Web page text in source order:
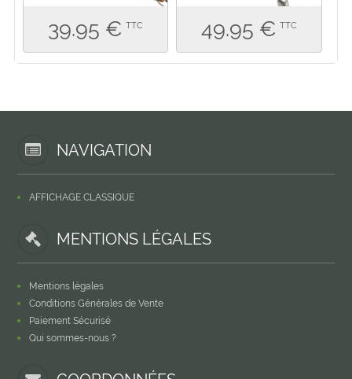
39.95 € TTC 49.95 € TTC
NAVIGATION
AFFICHAGE CLASSIQUE
MENTIONS LÉGALES
Mentions légales
Conditions Générales de Vente
Paiement Sécurisé
Qui sommes-nous ?